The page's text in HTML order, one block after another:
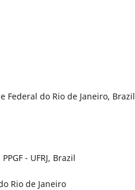
Federal do Rio de Janeiro, Brazil
- UFRJ, Brazil
Rio de Janeiro